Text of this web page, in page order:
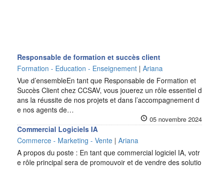
Responsable de formation et succès client
Formation - Education - Enseignement | Ariana
Vue d’ensembleEn tant que Responsable de Formation et
Succès Client chez CCSAV, vous jouerez un rôle essentiel d
ans la réussite de nos projets et dans l’accompagnement d
e nos agents de…
05 novembre 2024
Commercial Logiciels IA
Commerce - Marketing - Vente | Ariana
A propos du poste : En tant que commercial logiciel IA, votr
e rôle principal sera de promouvoir et de vendre des solutio